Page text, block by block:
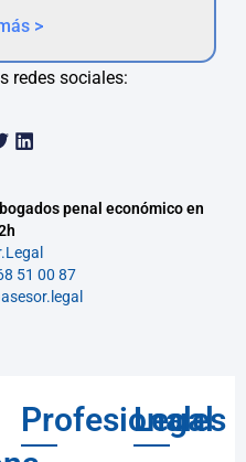
>
redes sociales:
penal económico en
51 00 87
Profesionales
Legal